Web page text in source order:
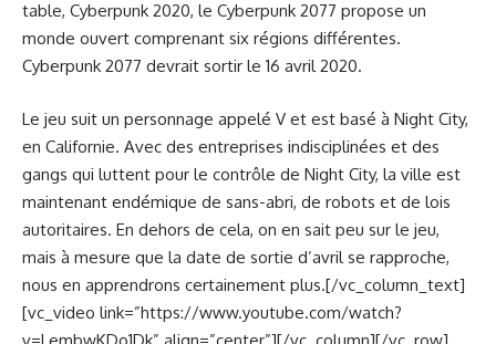
table, Cyberpunk 2020, le Cyberpunk 2077 propose un
monde ouvert comprenant six régions différentes.
Cyberpunk 2077 devrait sortir le 16 avril 2020.
Le jeu suit un personnage appelé V et est basé à Night City,
en Californie. Avec des entreprises indisciplinées et des
gangs qui luttent pour le contrôle de Night City, la ville est
maintenant endémique de sans-abri, de robots et de lois
autoritaires. En dehors de cela, on en sait peu sur le jeu,
mais à mesure que la date de sortie d’avril se rapproche,
nous en apprendrons certainement plus.[/vc_column_text]
[vc_video link=”https://www.youtube.com/watch?
v=LembwKDo1Dk” align=”center”][/vc_column][/vc_row]